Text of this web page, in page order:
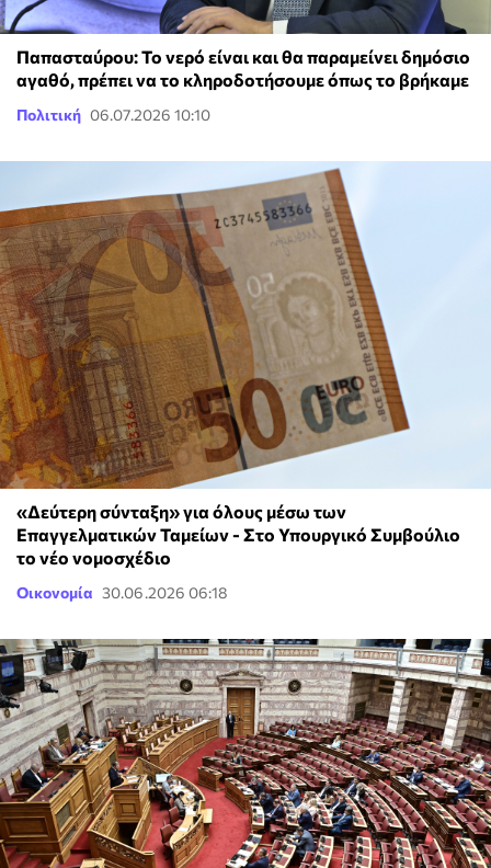
Παπασταύρου: Το νερό είναι και θα παραμείνει δημόσιο
αγαθό, πρέπει να το κληροδοτήσουμε όπως το βρήκαμε
Πολιτική 06.07.2026 10:10
«Δεύτερη σύνταξη» για όλους μέσω των
Επαγγελματικών Ταμείων - Στο Υπουργικό Συμβούλιο
το νέο νομοσχέδιο
Οικονομία 30.06.2026 06:18